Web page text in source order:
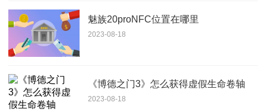
魅族20proNFC位置在哪里
2023-08-18
《博德之门3》怎么获得虚假生命卷轴
2023-08-18